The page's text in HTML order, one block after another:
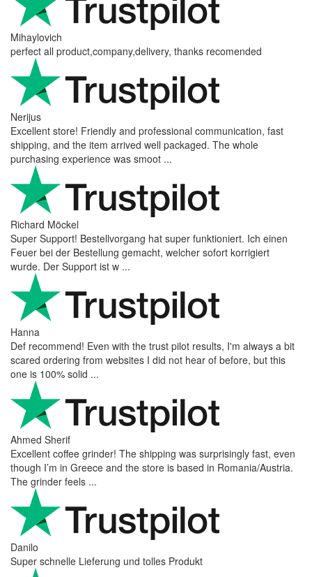
Mihaylovich
perfect all product,company,delivery, thanks recomended
Nerijus
Excellent store! Friendly and professional communication, fast
shipping, and the item arrived well packaged. The whole
purchasing experience was smoot ...
Richard Möckel
Super Support! Bestellvorgang hat super funktioniert. Ich einen
Feuer bei der Bestellung gemacht, welcher sofort korrigiert
wurde. Der Support ist w ...
Hanna
Def recommend! Even with the trust pilot results, I'm always a bit
scared ordering from websites I did not hear of before, but this
one is 100% solid ...
Ahmed Sherif
Excellent coffee grinder! The shipping was surprisingly fast, even
though I’m in Greece and the store is based in Romania/Austria.
The grinder feels ...
Danilo
Super schnelle Lieferung und tolles Produkt